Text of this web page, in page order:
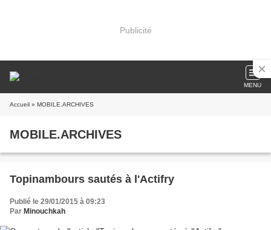
Publicité
MENU
Accueil » MOBILE.ARCHIVES
MOBILE.ARCHIVES
Topinambours sautés à l'Actifry
Publié le 29/01/2015 à 09:23
Par Minouchkah